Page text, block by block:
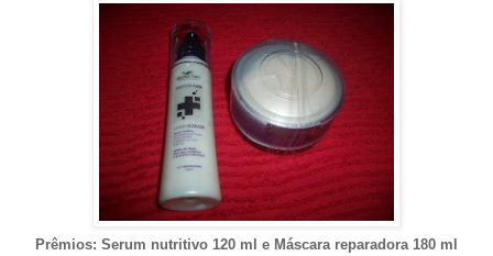
Prêmios: Serum nutritivo 120 ml e Máscara reparadora 180 ml